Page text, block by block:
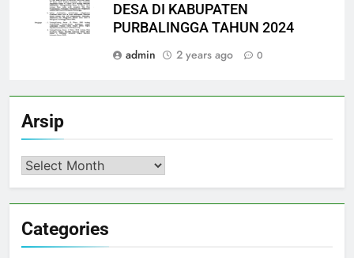
DESA DI KABUPATEN
PURBALINGGA TAHUN 2024
admin
2 years ago 0
Arsip
Arsip
Categories